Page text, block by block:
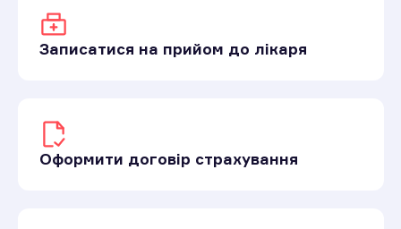
Записатися на прийом до лікаря
Оформити договір страхування